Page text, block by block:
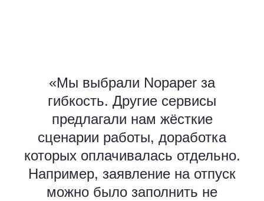
«Мы выбрали Nopaper за
гибкость. Другие сервисы
предлагали нам жёсткие
сценарии работы, доработка
которых оплачивалась отдельно.
Например, заявление на отпуск
можно было заполнить не